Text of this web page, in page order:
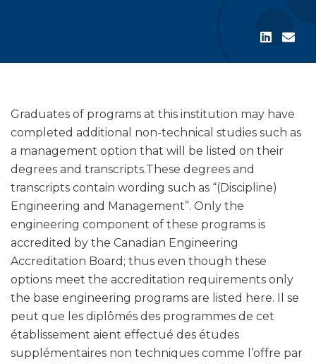
Graduates of programs at this institution may have
completed additional non-technical studies such as
a management option that will be listed on their
degrees and transcripts.These degrees and
transcripts contain wording such as “(Discipline)
Engineering and Management”. Only the
engineering component of these programs is
accredited by the Canadian Engineering
Accreditation Board; thus even though these
options meet the accreditation requirements only
the base engineering programs are listed here. Il se
peut que les diplômés des programmes de cet
établissement aient effectué des études
supplémentaires non techniques comme l’offre par